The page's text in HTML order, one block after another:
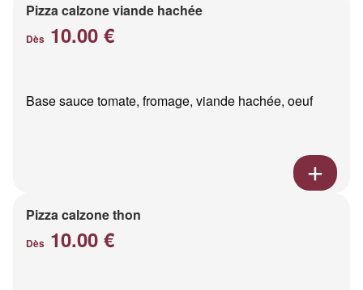
Pizza calzone viande hachée
Dès 10.00 €
Base sauce tomate, fromage, viande hachée, oeuf
Pizza calzone thon
Dès 10.00 €